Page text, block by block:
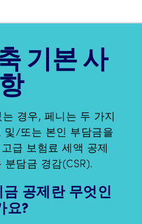
기본 사
항
경우, 페니는 두 가지
및/또는 본인 부담금을
급 보험료 세액 공제
분담금 경감(CSR).
공제란 무엇인
요?